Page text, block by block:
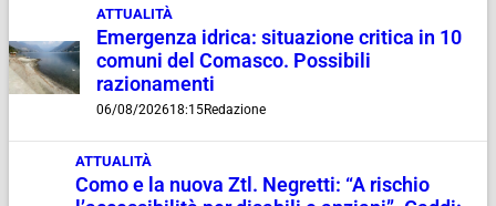
ATTUALITÀ
Emergenza idrica: situazione critica in 10
comuni del Comasco. Possibili
razionamenti
06/08/202618:15Redazione
ATTUALITÀ
Como e la nuova Ztl. Negretti: “A rischio